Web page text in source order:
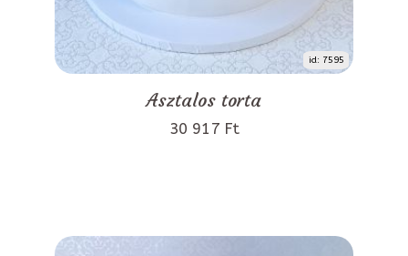
id: 7595
Asztalos torta
30 917 Ft